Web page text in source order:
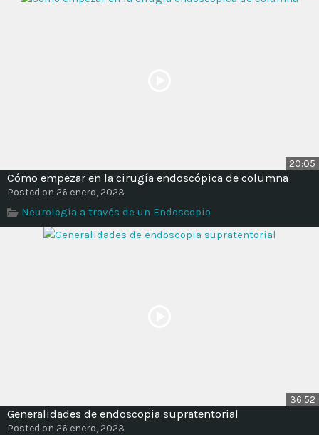
20:05
Cómo empezar en la cirugía endoscópica de columna
Posted on 26 enero, 2023
Neurología a través de un Endoscopio
36:52
Generalidades de endoscopia supratentorial
Posted on 26 enero, 2023